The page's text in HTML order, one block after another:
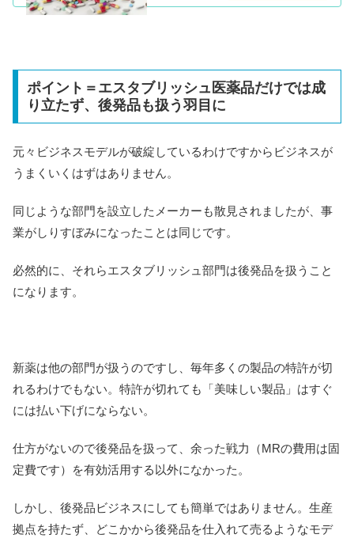
ポイント＝エスタブリッシュ医薬品だけでは成
り立たず、後発品も扱う羽目に
元々ビジネスモデルが破綻しているわけですからビジネスが
うまくいくはずはありません。
同じような部門を設立したメーカーも散見されましたが、事
業がしりすぼみになったことは同じです。
必然的に、それらエスタブリッシュ部門は後発品を扱うこと
になります。
新薬は他の部門が扱うのですし、毎年多くの製品の特許が切
れるわけでもない。特許が切れても「美味しい製品」はすぐ
には払い下げにならない。
仕方がないので後発品を扱って、余った戦力（MRの費用は固
定費です）を有効活用する以外になかった。
しかし、後発品ビジネスにしても簡単ではありません。生産
拠点を持たず、どこかから後発品を仕入れて売るようなモデ